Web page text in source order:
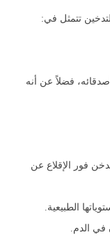
تتمثل في:
فضلاً عن أنه
المدخن فور الإقلاع عن